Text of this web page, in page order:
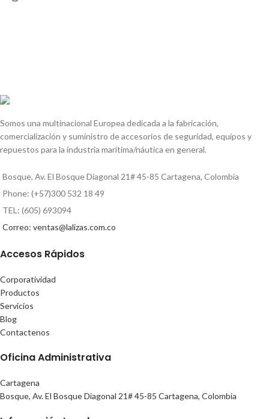
Somos una multinacional Europea dedicada a la fabricación,
comercialización y suministro de accesorios de seguridad, equipos y
repuestos para la industria marítima/náutica en general.
Bosque, Av. El Bosque Diagonal 21# 45-85 Cartagena, Colombia
Phone: (+57)300 532 18 49
TEL: (605) 693094
Correo: ventas@lalizas.com.co
Accesos Rápidos
Corporatividad
Productos
Servicios
Blog
Contactenos
Oficina Administrativa
Cartagena
Bosque, Av. El Bosque Diagonal 21# 45-85 Cartagena, Colombia